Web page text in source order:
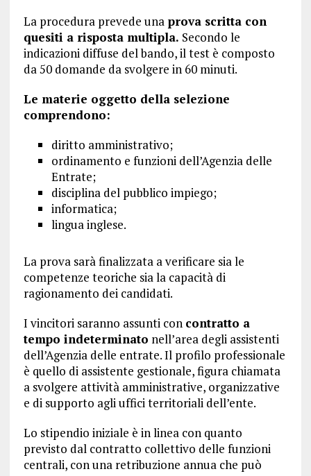
La procedura prevede unaprova scritta con
quesiti a risposta multipla. Secondo le
indicazioni diffuse del bando, il test è composto
da 50 domande da svolgere in 60 minuti.
Le materie oggetto della selezione
comprendono:
diritto amministrativo;
ordinamento e funzioni dell’Agenzia delle
Entrate;
disciplina del pubblico impiego;
informatica;
lingua inglese.
La prova sarà finalizzata a verificare sia le
competenze teoriche sia la capacità di
ragionamento dei candidati.
I vincitori saranno assunti con contratto a
tempo indeterminato nell’area degli assistenti
dell’Agenzia delle entrate. Il profilo professionale
è quello di assistente gestionale, figura chiamata
a svolgere attività amministrative, organizzative
e di supporto agli uffici territoriali dell’ente.
Lo stipendio iniziale è in linea con quanto
previsto dal contratto collettivo delle funzioni
centrali, con una retribuzione annua che può